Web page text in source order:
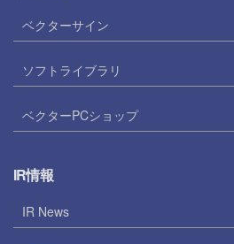
ベクターサイン
ソフトライブラリ
ベクターPCショップ
IR情報
IR News